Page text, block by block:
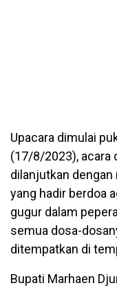
Upacara dimulai
(17/8/2023), acara
dilanjutkan
yang hadir berdoa
gugur dalam
semua dosa-
ditempatkan di
Bupati Marhaen